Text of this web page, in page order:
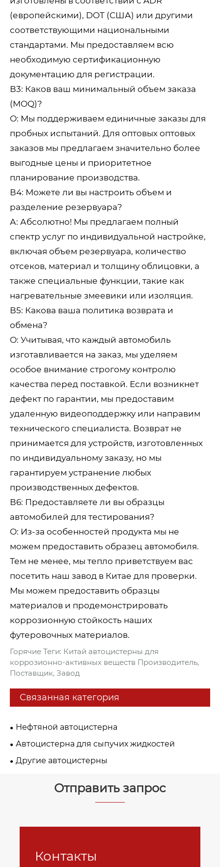
(европейскими), DOT (США) или другими
соответствующими национальными
стандартами. Мы предоставляем всю
необходимую сертификационную
документацию для регистрации.
В3: Каков ваш минимальный объем заказа
(MOQ)?
О: Мы поддерживаем единичные заказы для
пробных испытаний. Для оптовых оптовых
заказов мы предлагаем значительно более
выгодные цены и приоритетное
планирование производства.
В4: Можете ли вы настроить объем и
разделение резервуара?
А: Абсолютно! Мы предлагаем полный
спектр услуг по индивидуальной настройке,
включая объем резервуара, количество
отсеков, материал и толщину облицовки, а
также специальные функции, такие как
нагревательные змеевики или изоляция.
В5: Какова ваша политика возврата и
обмена?
О: Учитывая, что каждый автомобиль
изготавливается на заказ, мы уделяем
особое внимание строгому контролю
качества перед поставкой. Если возникнет
дефект по гарантии, мы предоставим
удаленную видеоподдержку или направим
технического специалиста. Возврат не
принимается для устройств, изготовленных
по индивидуальному заказу, но мы
гарантируем устранение любых
производственных дефектов.
В6: Предоставляете ли вы образцы
автомобилей для тестирования?
О: Из-за особенностей продукта мы не
можем предоставить образец автомобиля.
Тем не менее, мы тепло приветствуем вас
посетить наш завод в Китае для проверки.
Мы можем предоставить образцы
материалов и продемонстрировать
коррозионную стойкость наших
футеровочных материалов.
Горячие Теги: Китай автоцистерны для
коррозионно-активных веществ Производитель,
Поставщик, Завод
Связанная категория
Нефтяной автоцистерна
Автоцистерна для сыпучих жидкостей
Другие автоцистерны
Отправить запрос
Контакты